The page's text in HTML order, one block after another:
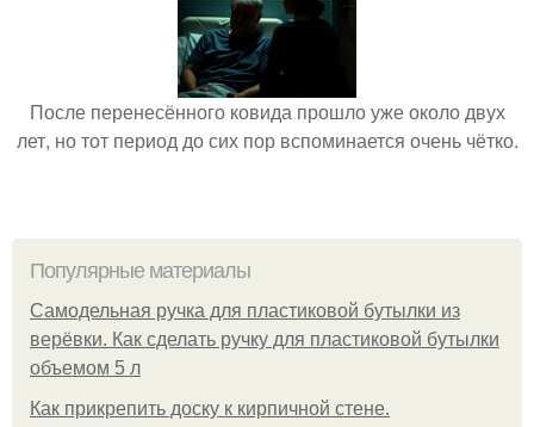
После перенесённого ковида прошло уже около двух
лет, но тот период до сих пор вспоминается очень чётко.
Популярные материалы
Самодельная ручка для пластиковой бутылки из
верёвки. Как сделать ручку для пластиковой бутылки
объемом 5 л
Как прикрепить доску к кирпичной стене.